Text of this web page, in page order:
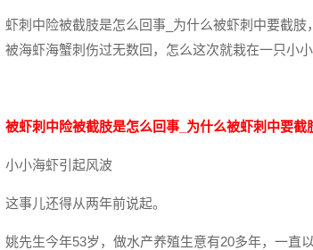
虾刺中险被截肢是怎么回事_为什么被虾刺中要截
被海虾海蟹刺伤过无数回，怎么这次就栽在一只小
被虾刺中险被截肢是怎么回事_为什么被虾刺中要截
小小海虾引起风波
这事儿还得从两年前说起。
姚先生今年53岁，做水产养殖生意有20多年，一直